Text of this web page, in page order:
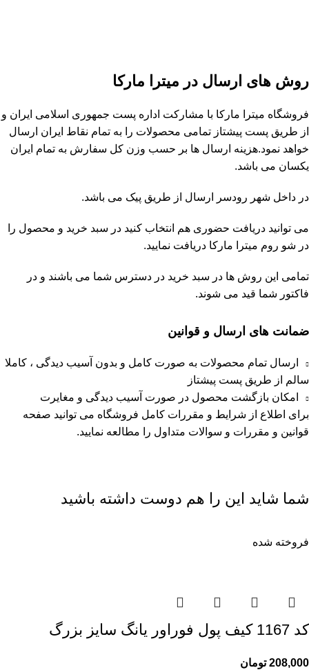
روش های ارسال در میترا مارکا
فروشگاه میترا مارکا با مشارکت اداره پست جمهوری اسلامی ایران و
از طریق پست پیشتاز تمامی محصولات را به تمام نقاط ایران ارسال
خواهد نمود.هزینه ارسال ها بر حسب وزن کل سفارش به تمام ایران
یکسان می باشد.
در داخل شهر رودسر ارسال از طریق پیک می باشد.
می توانید دریافت حضوری هم انتخاب کنید در سبد خرید و محصول را
در شو روم میترا مارکا دریافت نمایید.
تمامی این روش ها در سبد خرید در دسترس شما می باشند و در
فاکتور شما قید می شوند.
ضمانت های ارسال و قوانین
ارسال تمام محصولات به صورت کامل و بدون آسیب دیدگی ، کاملا
سالم از طریق پست پیشتاز
امکان بازگشت محصول در صورت آسیب دیدگی و مغایرت
برای اطلاع از شرایط و مقررات کامل فروشگاه می توانید صفحه
قوانین و مقررات و سوالات متداول را مطالعه نمایید.
شما شاید این را هم دوست داشته باشید
فروخته شده
کد 1167 کیف پول فوراور یانگ سایز بزرگ
208,000 تومان